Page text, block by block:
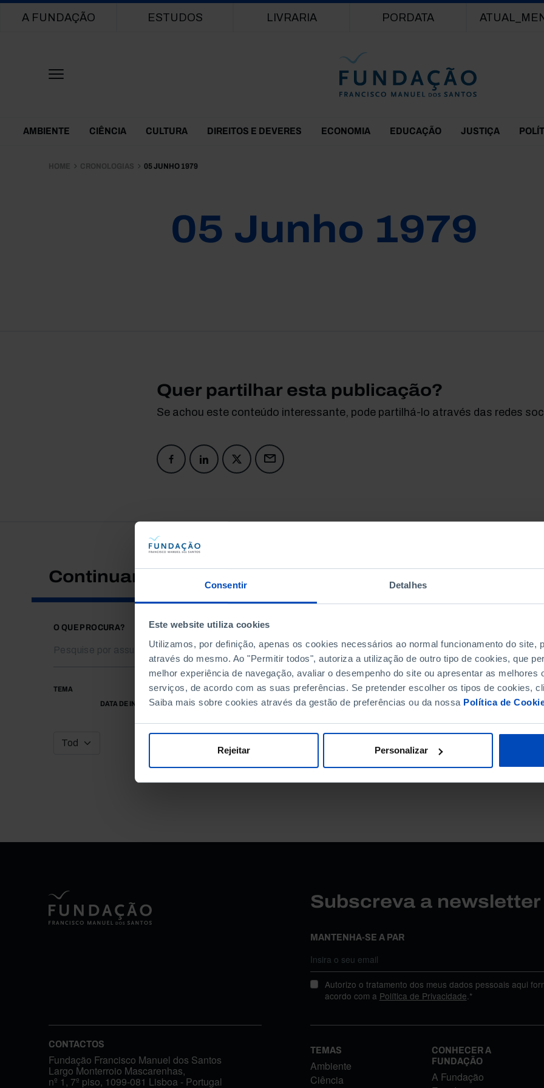
Consentir Detalhes
Este website utiliza cookies
Utilizamos, por definição, apenas os cookies necessários ao normal funcionamento do site,
através do mesmo. Ao "Permitir todos", autoriza a utilização de outro tipo de cookies, que
melhor experiência de navegação, avaliar o desempenho do site ou apresentar as melhores
serviços, de acordo com as suas preferências. Se pretender escolher os tipos de cookies,
Saiba mais sobre cookies através da gestão de preferências ou da nossa Política de
Rejeitar Personalizar
Main navigation
A FUNDAÇÃO ESTUDOS LIVRARIA PORDATA
Themes Menu
AMBIENTE CIÊNCIA CULTURA DIREITOS E DEVERES ECONOMIA EDUCAÇÃO JUSTIÇA
HOME CRONOLOGIAS 05 JUNHO 1979
05 Junho 1979
Quer partilhar esta publicação?
Se achou este conteúdo interessante, pode partilhá-lo através das redes
Continuar a pesquisar
O QUE PROCURA?
TEMA
DATA DE INÍCIO
DATA DE FIM
Subscreva a
MANTENHA-SE A PAR
Autorizo o tratamento dos meus dados pessoais aqui
acordo com a Política de Privacidade.*
CONTACTOS
Fundação Francisco Manuel dos Santos
Largo Monterroio Mascarenhas,
nº 1, 7º piso, 1099-081 Lisboa - Portugal
TEMAS
Ambiente
Ciência
CONHECER A
FUNDAÇÃO
A Fundação